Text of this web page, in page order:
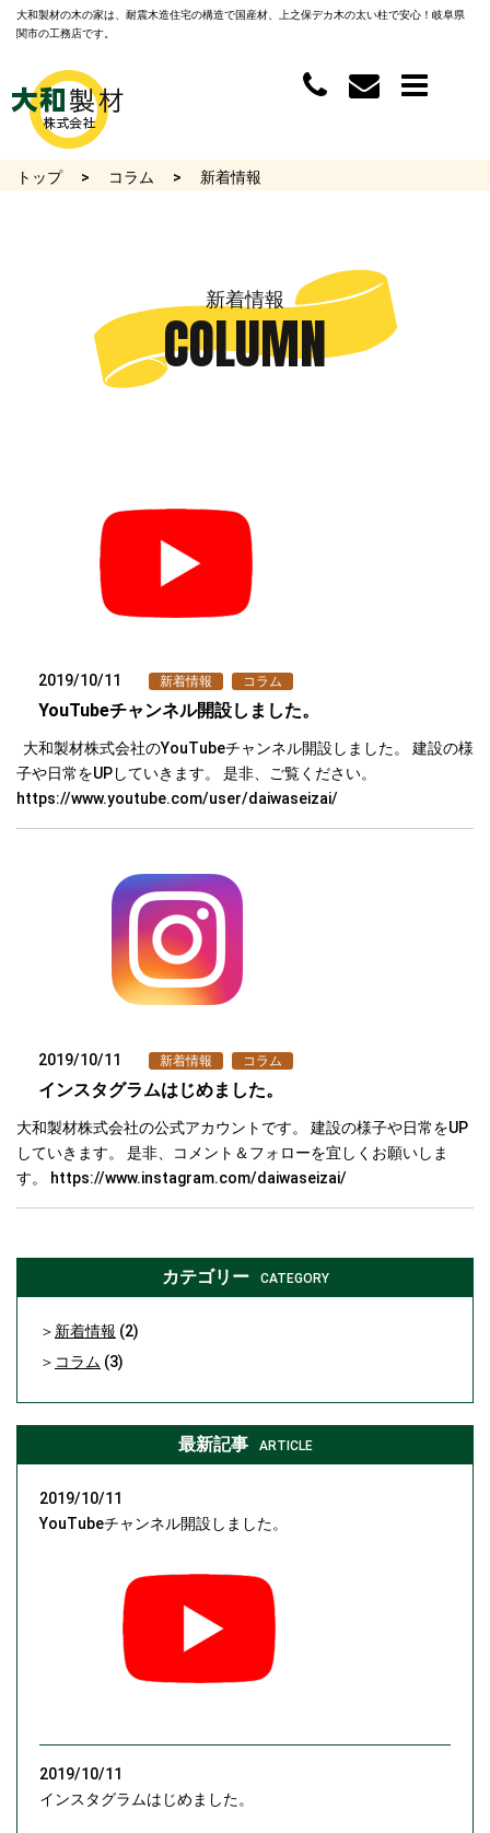
大和製材の木の家は、耐震木造住宅の構造で国産材、上之保デカ木の太い柱で安心！岐阜県
関市の工務店です。
トップ コラム 新着情報
新着情報
2019/10/11 新着情報 コラム
YouTubeチャンネル開設しました。
大和製材株式会社のYouTubeチャンネル開設しました。 建設の様
子や日常をUPしていきます。 是非、ご覧ください。
https://www.youtube.com/user/daiwaseizai/
2019/10/11 新着情報 コラム
インスタグラムはじめました。
大和製材株式会社の公式アカウントです。 建設の様子や日常をUP
していきます。 是非、コメント＆フォローを宜しくお願いしま
す。 https://www.instagram.com/daiwaseizai/
カテゴリー CATEGORY
新着情報 (2)
コラム (3)
最新記事 ARTICLE
2019/10/11
YouTubeチャンネル開設しました。
2019/10/11
インスタグラムはじめました。